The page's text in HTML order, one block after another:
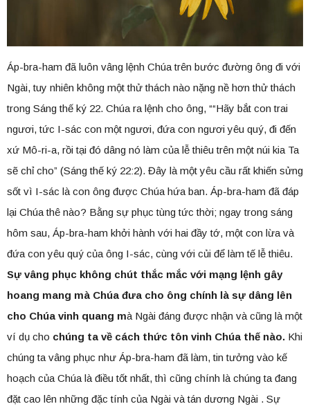
Áp-bra-ham đã luôn vâng lệnh Chúa trên bước đường ông đi với
Ngài, tuy nhiên không một thử thách nào nặng nề hơn thử thách
trong Sáng thế ký 22. Chúa ra lệnh cho ông, ““Hãy bắt con trai
ngươi, tức I-sác con một ngươi, đứa con ngươi yêu quý, đi đến
xứ Mô-ri-a, rồi tại đó dâng nó làm của lễ thiêu trên một núi kia Ta
sẽ chỉ cho” (Sáng thế ký 22:2). Đây là một yêu cầu rất khiến sửng
sốt vì I-sác là con ông được Chúa hứa ban. Áp-bra-ham đã đáp
lại Chúa thê nào? Bằng sự phục tùng tức thời; ngay trong sáng
hôm sau, Áp-bra-ham khởi hành với hai đầy tớ, một con lừa và
đứa con yêu quý của ông I-sác, cùng với củi để làm tế lễ thiêu.
Sự vâng phục không chút thắc mắc với mạng lệnh gây
hoang mang mà Chúa đưa cho ông chính là sự dâng lên
cho Chúa vinh quang mà Ngài đáng được nhận và cũng là một
ví dụ cho chúng ta về cách thức tôn vinh Chúa thế nào. Khi
chúng ta vâng phục như Áp-bra-ham đã làm, tin tưởng vào kế
hoạch của Chúa là điều tốt nhất, thì cũng chính là chúng ta đang
đặt cao lên những đặc tính của Ngài và tán dương Ngài . Sự